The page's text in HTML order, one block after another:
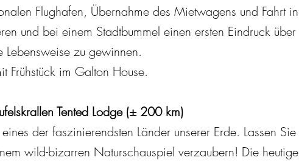
Flughafen, Übernahme des Mietwagens und Fahrt in
und bei einem Stadtbummel einen ersten Eindruck über
zu gewinnen.
Frühstück im Galton House.
Tented Lodge (± 200 km)
der faszinierendsten Länder unserer Erde. Lassen Sie
wild-bizarren Naturschauspiel verzaubern! Die heutige